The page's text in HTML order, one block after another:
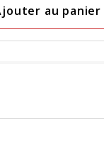
au panier